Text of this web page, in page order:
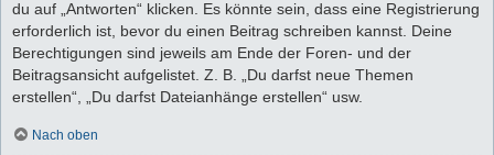
du auf „Antworten“ klicken. Es könnte sein, dass eine Registrierung
erforderlich ist, bevor du einen Beitrag schreiben kannst. Deine
Berechtigungen sind jeweils am Ende der Foren- und der
Beitragsansicht aufgelistet. Z. B. „Du darfst neue Themen
erstellen“, „Du darfst Dateianhänge erstellen“ usw.
Nach oben